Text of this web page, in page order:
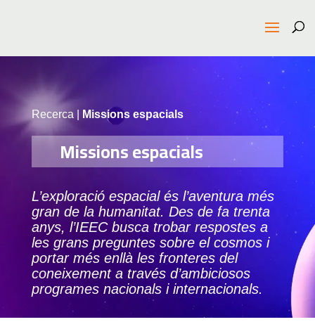
Recerca Missions espacials
Missions espacials
L’exploració espacial és l’aventura més
gran de la humanitat. Des de fa trenta
anys, l’IEEC busca trobar respostes a
les grans preguntes sobre el cosmos i
portar més enllà les fronteres del
coneixement a través d’ambiciosos
programes nacionals i internacionals.